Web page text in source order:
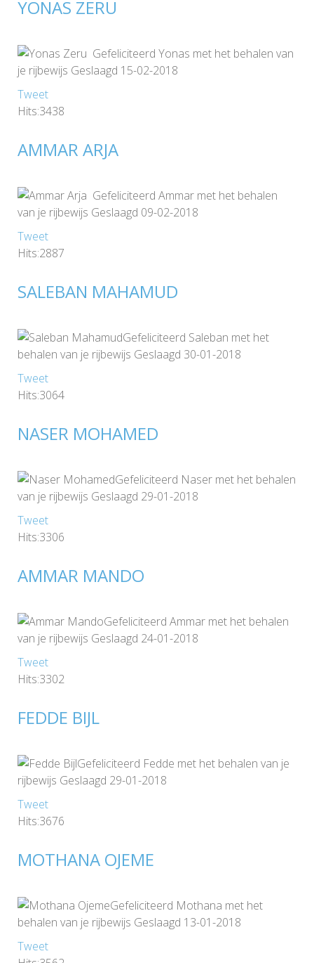
YONAS ZERU
Gefeliciteerd Yonas met het behalen van
je rijbewijs Geslaagd 15-02-2018
Tweet
Hits:3438
AMMAR ARJA
Gefeliciteerd Ammar met het behalen
van je rijbewijs Geslaagd 09-02-2018
Tweet
Hits:2887
SALEBAN MAHAMUD
Gefeliciteerd Saleban met het
behalen van je rijbewijs Geslaagd 30-01-2018
Tweet
Hits:3064
NASER MOHAMED
Gefeliciteerd Naser met het behalen
van je rijbewijs Geslaagd 29-01-2018
Tweet
Hits:3306
AMMAR MANDO
Gefeliciteerd Ammar met het behalen
van je rijbewijs Geslaagd 24-01-2018
Tweet
Hits:3302
FEDDE BIJL
Gefeliciteerd Fedde met het behalen van je
rijbewijs Geslaagd 29-01-2018
Tweet
Hits:3676
MOTHANA OJEME
Gefeliciteerd Mothana met het
behalen van je rijbewijs Geslaagd 13-01-2018
Tweet